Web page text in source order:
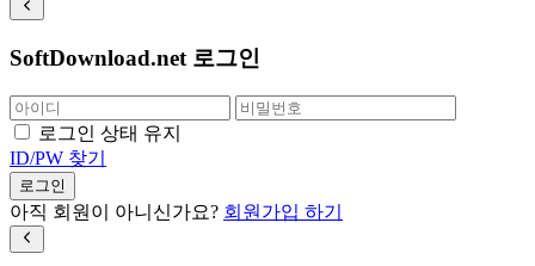
SoftDownload.net 로그인
로그인 상태 유지
ID/PW 찾기
로그인
아직 회원이 아니신가요? 회원가입 하기